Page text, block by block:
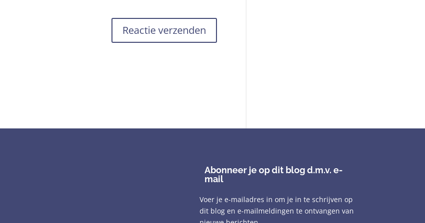
Abonneer je op dit blog d.m.v. e-
mail
Voer je e-mailadres in om je in te schrijven op
dit blog en e-mailmeldingen te ontvangen van